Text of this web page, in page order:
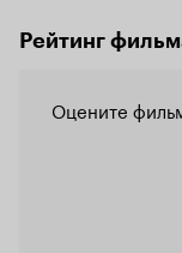
Рейтинг
Оцените